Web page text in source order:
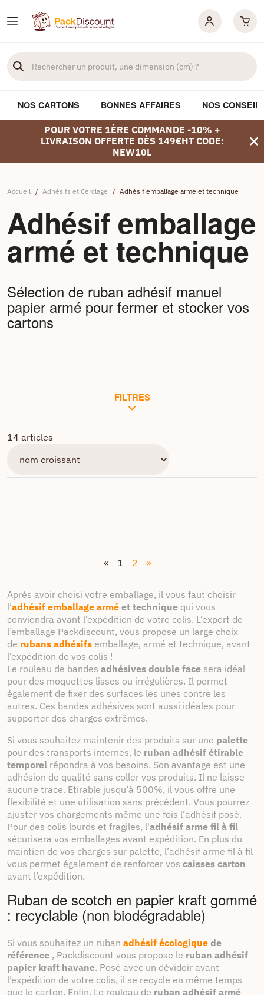
NOS CARTONS BONNES AFFAIRES NOS
POUR VOTRE 1ÈRE COMMANDE -10% +
LIVRAISON OFFERTE DÈS 149€HT CODE:
NEW10L
Accueil / Adhésifs et Cerclage / Adhésif emballage armé et technique
Adhésif emballage
armé et technique
Sélection de ruban adhésif manuel
papier armé pour fermer et stocker vos
cartons
FILTRES
14 articles
« 1 2 »
Après avoir choisi votre emballage, il vous faut choisir
l’adhésif emballage armé et technique qui vous
conviendra avant l’expédition de votre colis. L’expert de
l’emballage Packdiscount, vous propose un large choix
de rubans adhésifs emballage, armé et technique, avant
l’expédition de vos colis !
Le rouleau de bandes adhésives double face sera idéal
pour des moquettes lisses ou irrégulières. Il permet
également de fixer des surfaces les unes contre les
autres. Ces bandes adhésives sont aussi idéales pour
supporter des charges extrêmes.
Si vous souhaitez maintenir des produits sur une palette
pour des transports internes, le ruban adhésif étirable
temporel répondra à vos besoins. Son avantage est une
adhésion de qualité sans coller vos produits. Il ne laisse
aucune trace. Etirable jusqu’à 500%, il vous offre une
flexibilité et une utilisation sans précédent. Vous pourrez
ajuster vos chargements même une fois l’adhésif posé.
Pour des colis lourds et fragiles, l'adhésif arme fil à fil
sécurisera vos emballages avant expédition. En plus du
maintien de vos charges sur palette, l’adhésif arme fil à fil
vous permet également de renforcer vos caisses carton
avant l’expédition.
Ruban de scotch en papier kraft gommé
: recyclable (non biodégradable)
Si vous souhaitez un ruban adhésif écologique de
référence , Packdiscount vous propose le ruban adhésif
papier kraft havane. Posé avec un dévidoir avant
l’expédition de votre colis, il se recycle en même temps
que le carton. Enfin, Le rouleau de ruban adhésif armé